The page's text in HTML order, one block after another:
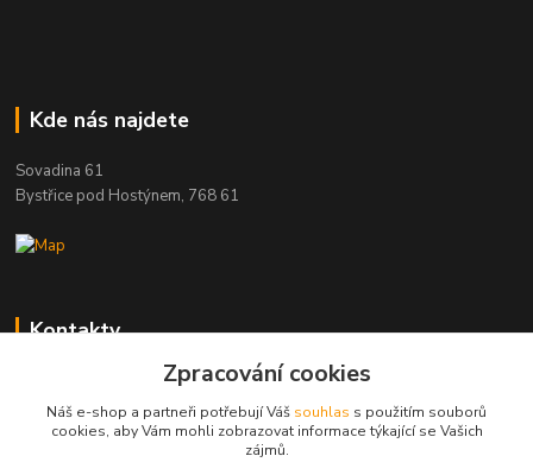
Kde nás najdete
Sovadina 61
Bystřice pod Hostýnem, 768 61
Kontakty
DŘEVOPRODUKT BEDNAŘÍK s.r.o.
+420 739 454 600
(Po-Pá, 7-15 hod.)
Zpracování cookies
Náš e-shop a partneři potřebují Váš souhlas s použitím souborů
cookies, aby Vám mohli zobrazovat informace týkající se Vašich
zájmů.